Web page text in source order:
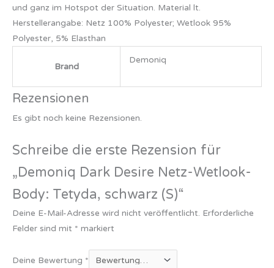
und ganz im Hotspot der Situation. Material lt.
Herstellerangabe: Netz 100% Polyester; Wetlook 95%
Polyester, 5% Elasthan
Brand
Demoniq
Rezensionen
Es gibt noch keine Rezensionen.
Schreibe die erste Rezension für
„Demoniq Dark Desire Netz-Wetlook-
Body: Tetyda, schwarz (S)“
Deine E-Mail-Adresse wird nicht veröffentlicht. Erforderliche
Felder sind mit * markiert
Deine Bewertung *